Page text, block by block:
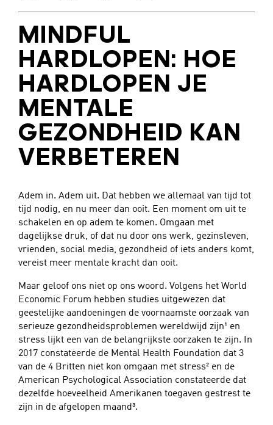
MINDFUL
HARDLOPEN: HOE
HARDLOPEN JE
MENTALE
GEZONDHEID KAN
VERBETEREN
Adem in. Adem uit. Dat hebben we allemaal van tijd tot
tijd nodig, en nu meer dan ooit. Een moment om uit te
schakelen en op adem te komen. Omgaan met
dagelijkse druk, of dat nu door ons werk, gezinsleven,
vrienden, social media, gezondheid of iets anders komt,
vereist meer mentale kracht dan ooit.
Maar geloof ons niet op ons woord. Volgens het World
Economic Forum hebben studies uitgewezen dat
geestelijke aandoeningen de voornaamste oorzaak van
serieuze gezondheidsproblemen wereldwijd zijn¹ en
stress lijkt een van de belangrijkste oorzaken te zijn. In
2017 constateerde de Mental Health Foundation dat 3
van de 4 Britten niet kon omgaan met stress² en de
American Psychological Association constateerde dat
dezelfde hoeveelheid Amerikanen toegaven gestrest te
zijn in de afgelopen maand³.